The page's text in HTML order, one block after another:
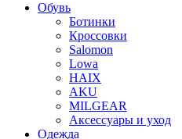
Обувь
Ботинки
Кроссовки
Salomon
Lowa
HAIX
AKU
MILGEAR
Аксессуары и уход
Одежда